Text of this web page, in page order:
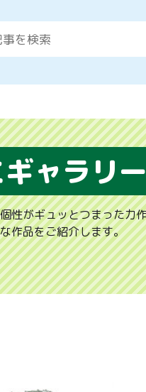
ャラリー
性がギュッとつまった力
作品をご紹介します。